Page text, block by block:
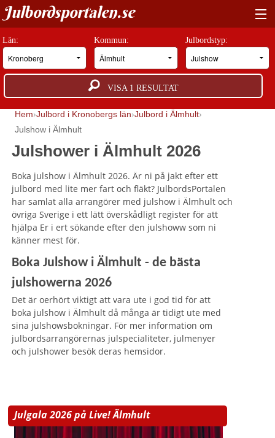
Julbordsportalen.se
HITTA RÄTT JULBORD
BOKNINGSFÖRFRÅGAN
GUIDER
JULBORDSMILJÖER
OM OSS
ANNONSERA
Län: Kommun: Julbordstyp:
VISA 1 RESULTAT
Hem Julbord i Kronobergs län Julbord i Älmhult
Julshow i Älmhult
Julshower i Älmhult 2026
Boka julshow i Älmhult 2026. Är ni på jakt efter ett
julbord med lite mer fart och fläkt? JulbordsPortalen
har samlat alla arrangörer med julshow i Älmhult och
övriga Sverige i ett lätt överskådligt register för att
hjälpa Er i ert sökande efter den julshoww som ni
känner mest för.
Boka Julshow i Älmhult - de bästa
julshowerna 2026
Det är oerhört viktigt att vara ute i god tid för att
boka julshow i Älmhult då många är tidigt ute med
sina julshowsbokningar. För mer information om
julbordsarrangörernas julspecialiteter, julmenyer
och julshower besök deras hemsidor.
Julgala 2026 på Live! Älmhult